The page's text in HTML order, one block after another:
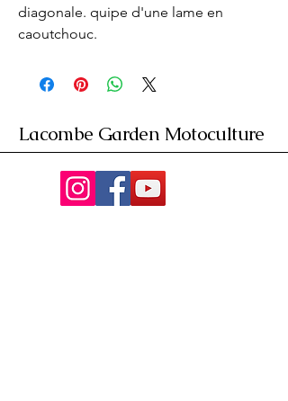
diagonale. quipe d'une lame en
caoutchouc.
Lacombe Garden Motoculture